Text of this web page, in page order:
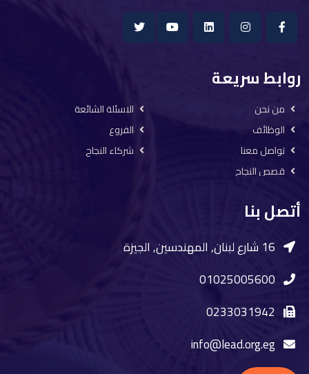
روابط سريعة
من نحن
الوظائف
تواصل معنا
قصص النجاح
الاسئلة الشائعة
الفروع
شركاء النجاح
أتصل بنا